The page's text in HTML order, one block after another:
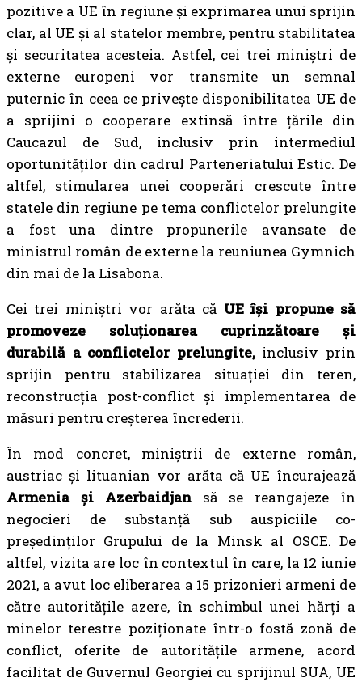
pozitive a UE în regiune și exprimarea unui sprijin
clar, al UE și al statelor membre, pentru stabilitatea
și securitatea acesteia. Astfel, cei trei miniștri de
externe europeni vor transmite un semnal
puternic în ceea ce privește disponibilitatea UE de
a sprijini o cooperare extinsă între țările din
Caucazul de Sud, inclusiv prin intermediul
oportunităților din cadrul Parteneriatului Estic. De
altfel, stimularea unei cooperări crescute între
statele din regiune pe tema conflictelor prelungite
a fost una dintre propunerile avansate de
ministrul român de externe la reuniunea Gymnich
din mai de la Lisabona.
Cei trei miniștri vor arăta că UE își propune să
promoveze soluționarea cuprinzătoare și
durabilă a conflictelor prelungite,inclusiv prin
sprijin pentru stabilizarea situației din teren,
reconstrucția post-conflict și implementarea de
măsuri pentru creșterea încrederii.
În mod concret, miniștrii de externe român,
austriac și lituanian vor arăta că UE încurajează
Armenia și Azerbaidjan să se reangajeze în
negocieri de substanță sub auspiciile co-
președinților Grupului de la Minsk al OSCE. De
altfel, vizita are loc în contextul în care, la 12 iunie
2021, a avut loc eliberarea a 15 prizonieri armeni de
către autoritățile azere, în schimbul unei hărți a
minelor terestre poziționate într-o fostă zonă de
conflict, oferite de autoritățile armene, acord
facilitat de Guvernul Georgiei cu sprijinul SUA, UE